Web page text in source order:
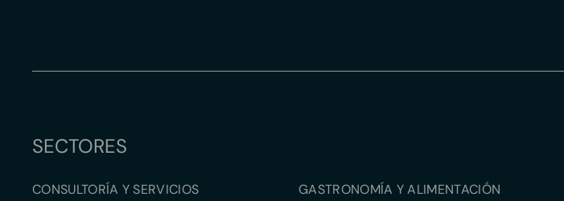
SECTORES
CONSULTORÍA Y SERVICIOS
GASTRONOMÍA Y ALIMENTACIÓN